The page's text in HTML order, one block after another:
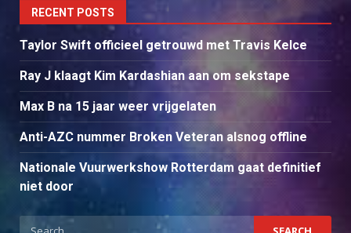
RECENT POSTS
Taylor Swift officieel getrouwd met Travis Kelce
Ray J klaagt Kim Kardashian aan om sekstape
Max B na 15 jaar weer vrijgelaten
Anti-AZC nummer Broken Veteran alsnog offline
Nationale Vuurwerkshow Rotterdam gaat definitief
niet door
Search